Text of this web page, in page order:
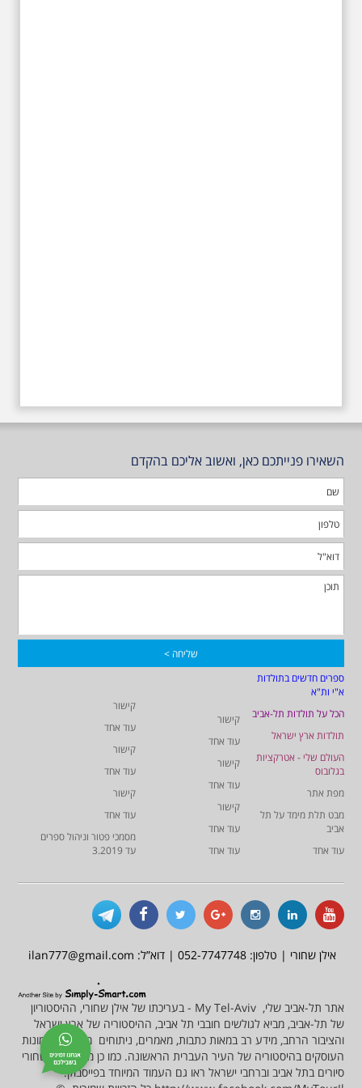
השאירו פנייתכם כאן, ואשוב אליכם בהקדם
ספרים חדשים בתולדות
א"י ות"א
הכל על תולדות תל-אביב
תולדות ארץ ישראל
העולם שלי - אטרקציות
בגלובוס
מפת אתר
מבט תלת מימד על תל
אביב
עוד אחד
קישור
עוד אחד
קישור
עוד אחד
קישור
עוד אחד
עוד אחד
קישור
עוד אחד
קישור
עוד אחד
קישור
עוד אחד
מסמכי פטור וניהול ספרים
עד 3.2019
אילן שחורי | טלפון: 052-7747748 | דוא”ל: ilan777@gmail.com
אתר תל-אביב שלי, My Tel-Aviv - בעריכתו של אילן שחורי, ההיסטוריון
של תל-אביב, מביא לגולשים חובבי תל אביב, ההיסטוריה של ארץ ישראל
והציבור הרחב, מידע רב במאות כתבות, מאמרים, ניתוחים מסמכים ותמונות
העוסקים בהיסטוריה של העיר העברית הראשונה. כמו כן מציע אילן שחורי
סיורים בתל אביב וברחבי ישראל ראו גם העמוד המיוחד בפייסבוק: